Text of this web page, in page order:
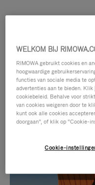
IS
WELKOM BIJ
RIMOWA gebruikt cookies en
hoogwaardige
functies van sociale media te
advertenties aan te bieden. Klik
cookiebeleid. Behalve voor
van cookies weigeren door te
kunt ook alle cookies
doorgaan”, of klik op “Cookie-
Cookie-